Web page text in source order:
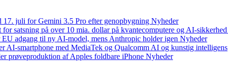
17. juli for Gemini 3.5 Pro efter genopbygning Nyheder
satsning på over 10 mia. dollar på kvantecomputere og AI-sikkerhed
adgang til ny AI-model, mens Anthropic holder igen Nyheder
AI-smartphone med MediaTek og Qualcomm AI og kunstig intelligens
prøveproduktion af Apples foldbare iPhone Nyheder